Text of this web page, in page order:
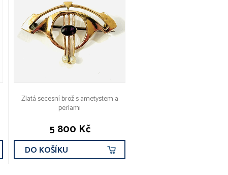
Zlatá secesní brož s ametystem a
perlami
5 800 Kč
DO KOŠÍKU